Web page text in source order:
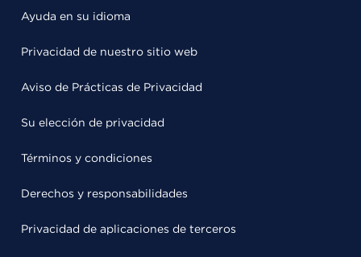
Ayuda en su idioma
Privacidad de nuestro sitio web
Aviso de Prácticas de Privacidad
Su elección de privacidad
Términos y condiciones
Derechos y responsabilidades
Privacidad de aplicaciones de terceros